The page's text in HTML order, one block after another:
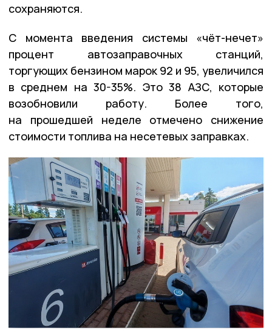
сохраняются.
С момента введения системы «чёт-нечет»
процент автозаправочных станций,
торгующих бензином марок 92 и 95, увеличился
в среднем на 30-35%. Это 38 АЗС, которые
возобновили работу. Более того,
на прошедшей неделе отмечено снижение
стоимости топлива на несетевых заправках.